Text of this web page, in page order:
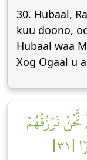
30. Hubaal,
kuu doono,
Hubaal waa
Xog Ogaal u
نَرۡزُقُهُمۡ